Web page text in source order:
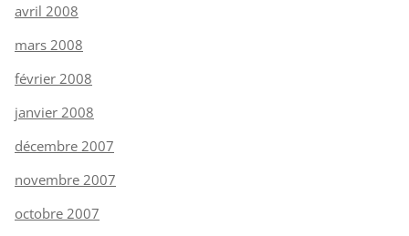
avril 2008
mars 2008
février 2008
janvier 2008
décembre 2007
novembre 2007
octobre 2007